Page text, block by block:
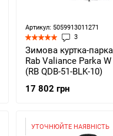
Артикул: 5059913011271
3
Зимова куртка-
Rab Valiance Parka
(RB QDB-51-BLK-10)
17 802 грн
УТОЧНЮЙТЕ НАЯВНІСТЬ